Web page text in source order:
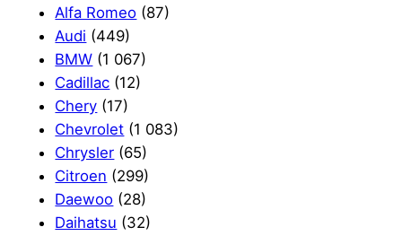
Alfa Romeo (87)
Audi (449)
BMW (1 067)
Cadillac (12)
Chery (17)
Chevrolet (1 083)
Chrysler (65)
Citroen (299)
Daewoo (28)
Daihatsu (32)